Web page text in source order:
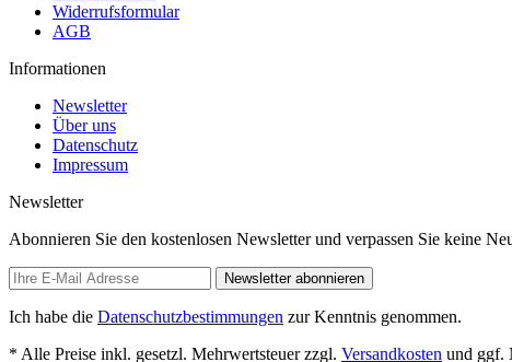
Widerrufsformular
AGB
Informationen
Newsletter
Über uns
Datenschutz
Impressum
Newsletter
Abonnieren Sie den kostenlosen Newsletter und verpassen Sie keine
Newsletter abonnieren
Ich habe die Datenschutzbestimmungen zur Kenntnis genommen.
* Alle Preise inkl. gesetzl. Mehrwertsteuer zzgl. Versandkosten und ggf.